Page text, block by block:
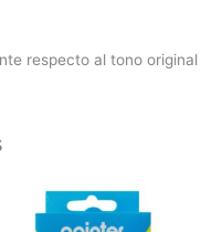
respecto al tono original